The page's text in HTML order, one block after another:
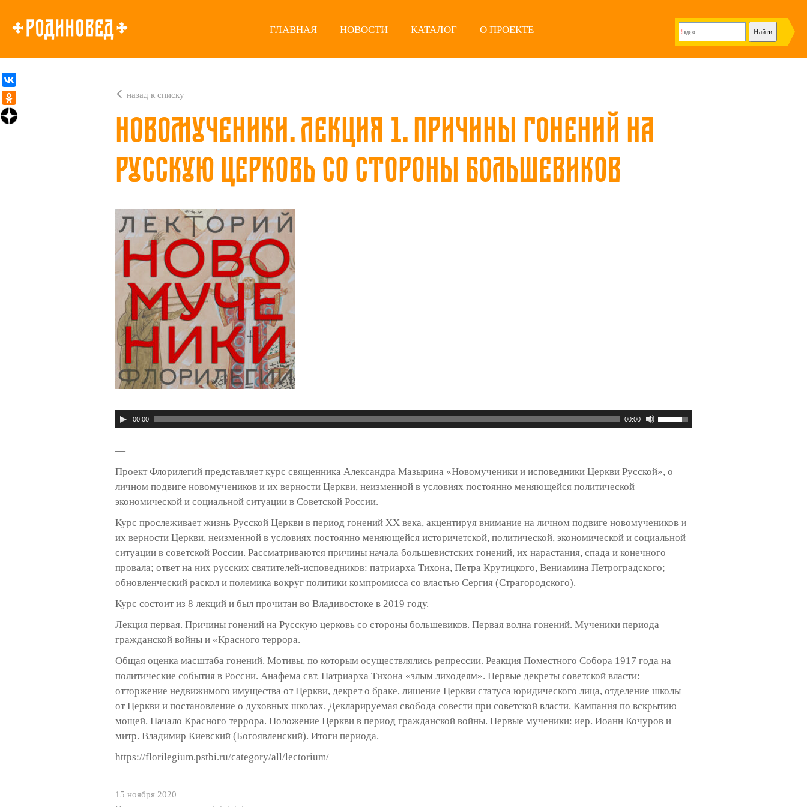
ГЛАВНАЯ НОВОСТИ КАТАЛОГ О ПРОЕКТЕ
назад к списку
Новомученики. Лекция 1. Причины гонений на
Русскую церковь со стороны большевиков
—
Аудиоплеер
00:00 00:00
Используйте
чтобы
уменьшить
громкость.
—
Проект Флорилегий представляет курс священника Александра Мазырина «Новомученики и исповедники Церкви Русской», о
личном подвиге новомучеников и их верности Церкви, неизменной в условиях постоянно меняющейся политической
экономической и социальной ситуации в Советской России.
Курс прослеживает жизнь Русской Церкви в период гонений XX века, акцентируя внимание на личном подвиге новомучеников и
их верности Церкви, неизменной в условиях постоянно меняющейся историчетской, политической, экономической и социальной
ситуации в советской России. Рассматриваются причины начала большевистских гонений, их нарастания, спада и конечного
провала; ответ на них русских святителей-исповедников: патриарха Тихона, Петра Крутицкого, Вениамина Петроградского;
обновленческий раскол и полемика вокруг политики компромисса со властью Сергия (Страгородского).
Курс состоит из 8 лекций и был прочитан во Владивостоке в 2019 году.
Лекция первая. Причины гонений на Русскую церковь со стороны большевиков. Первая волна гонений. Мученики периода
гражданской войны и «Красного террора.
Общая оценка масштаба гонений. Мотивы, по которым осуществлялись репрессии. Реакция Поместного Собора 1917 года на
политические события в России. Анафема свт. Патриарха Тихона «злым лиходеям». Первые декреты советской власти:
отторжение недвижимого имущества от Церкви, декрет о браке, лишение Церкви статуса юридического лица, отделение школы
от Церкви и постановление о духовных школах. Декларируемая свобода совести при советской власти. Кампания по вскрытию
мощей. Начало Красного террора. Положение Церкви в период гражданской войны. Первые мученики: иер. Иоанн Кочуров и
митр. Владимир Киевский (Богоявленский). Итоги периода.
https://florilegium.pstbi.ru/category/all/lectorium/
15 ноября 2020